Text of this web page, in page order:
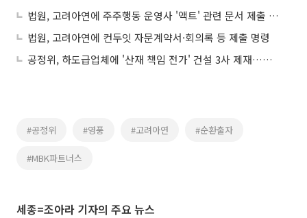
법원, 고려아연에 주주행동 운영사 '액트' 관련 문서 제출 명령
법원, 고려아연에 컨두잇 자문계약서·회의록 등 제출 명령
공정위, 하도급업체에 '산재 책임 전가' 건설 3사 제재…과징금 7.3억
#공정위 #영풍 #고려아연 #순환출자
#MBK파트너스
세종=조아라 기자의 주요 뉴스